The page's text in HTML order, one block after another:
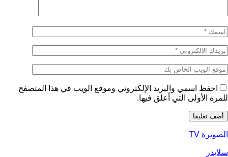
احفظ اسمي والبريد الإلكتروني وموقع الويب في هذا المتصفح
للمرة الأولى التي أعلق فيها.
الصويرة TV
سلايدر